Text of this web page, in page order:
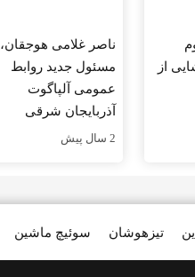
از
ناصر غلامی هوجقان،
مسئول جدید روابط
عمومی آلپاگوت
آذربایجان شرقی
2 سال پیش
سوئیچ ماشین تیزهوشان